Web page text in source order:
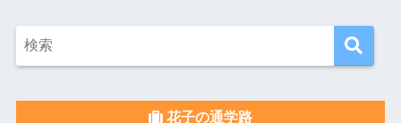
花子の通学路